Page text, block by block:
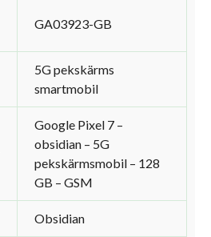
GA03923-GB
5G pekskärms
smartmobil
Google Pixel 7 –
obsidian – 5G
pekskärmsmobil – 128
GB – GSM
Obsidian